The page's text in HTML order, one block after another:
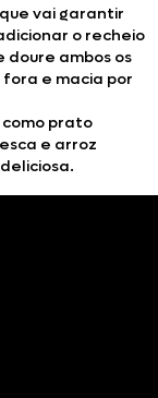
vai garantir
o recheio
ambos os
e macia por
prato
e arroz